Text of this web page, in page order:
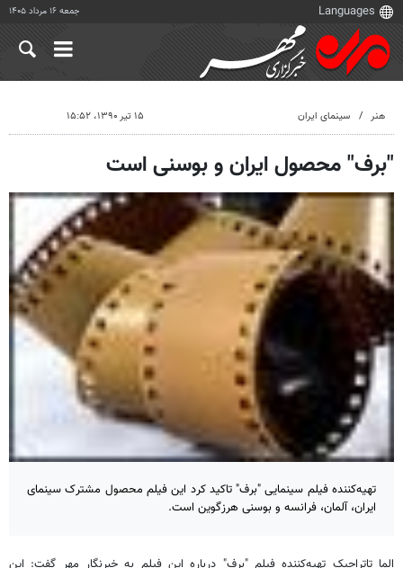
جمعه ۱۶ مرداد ۱۴۰۵
هنر سینمای ایران ۱۵ تیر ۱۳۹۰، ۱۵:۵۲
"برف" محصول ایران و بوسنی است
تهیه‌کننده فیلم سینمایی "برف" تاکید کرد این فیلم محصول مشترک سینمای
ایران، آلمان، فرانسه و بوسنی هرزگوین است.
الما تاتراجیک تهیه‌کننده فیلم "برف" درباره این فیلم به خبرنگار مهر گفت: این